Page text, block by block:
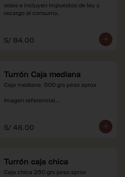
soles e incluyen impuestos de ley y
recargo al consumo.
S/ 84.00
Turrón Caja mediana
Caja mediana  500 grs peso aprox
Imagen referencial
soles e incluyen impuestos de ley y
recargo al consumo.
S/ 46.00
Turrón caja chica
Caja chica 250 grs peso aprox